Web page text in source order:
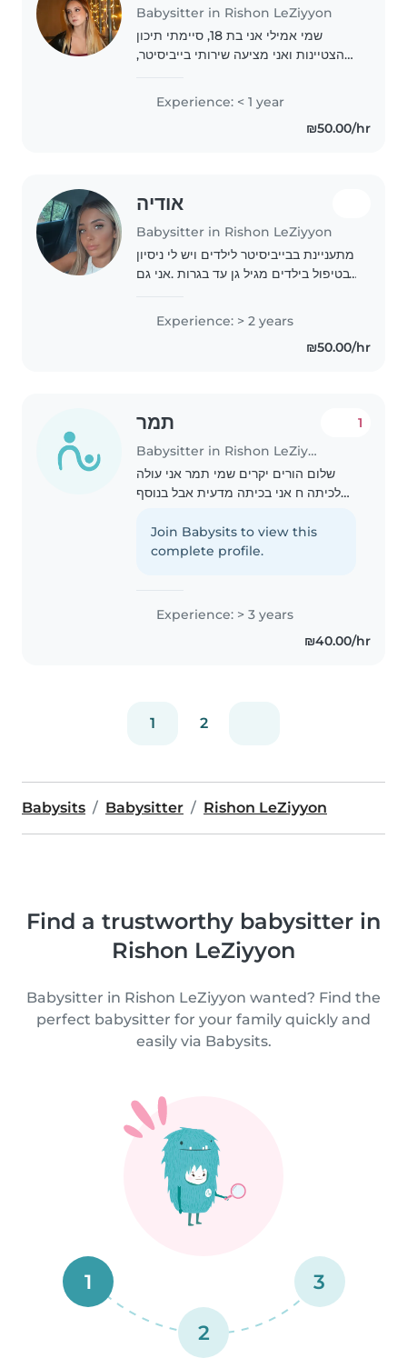
Babysitter in Rishon LeZiyyon
שמי אמילי אני בת 18, סיימתי תיכון
בהצטיינות ואני מציעה שירותי בייביסיטר,
להעביר שיעורים פרטיים/לעזור בשיעורי
בית ולהכין ארוחות קלות במידת הצורך.
Experience: < 1 year
₪50.00/hr
אודיה
Babysitter in Rishon LeZiyyon
מתעניינת בבייביסיטר לילדים ויש לי ניסיון
בטיפול בילדים מגיל גן עד בגרות .אני גם
מחזיקה ברישיון נהיגה ואני יכולה להגיע
Experience: > 2 years
₪50.00/hr
תמר
Babysitter in Rishon LeZiyyon
1
שלום הורים יקרים שמי תמר אני עולה
לכיתה ח אני בכיתה מדעית אבל בנוסף
של 4 שנים ושמרתי על המון ילדים
שמחים והורים מרוצים אני אולי קטנה
Join Babysits to view this
complete profile.
Experience: > 3 years
₪40.00/hr
1 2
Babysits Babysitter Rishon LeZiyyon
Find a trustworthy babysitter in
Rishon LeZiyyon
Babysitter in Rishon LeZiyyon wanted? Find the
perfect babysitter for your family quickly and
easily via Babysits.
1
2
3